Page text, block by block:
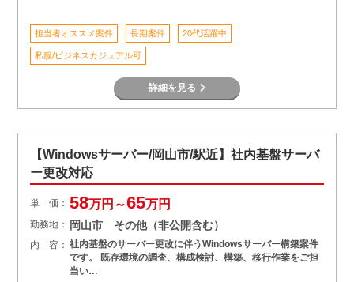
担当者オススメ案件 長期案件 20代活躍中
私服/ビジネスカジュアル可
詳細を見る
【Windowsサーバー/岡山市/駅近】社内基盤サーバ
ー更改対応
単 価： 58万円～65万円
勤務地： 岡山市 その他（非公開含む）
内 容： 社内基盤のサーバー更改に伴うWindowsサーバー構築案件
です。 既存環境の調査、構成検討、構築、移行作業をご担
当い…